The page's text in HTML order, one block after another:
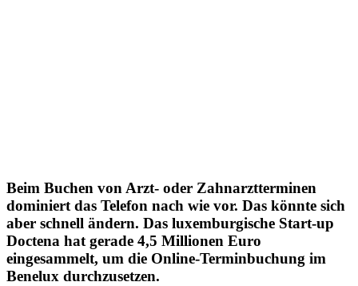
Beim Buchen von Arzt- oder Zahnarztterminen
dominiert das Telefon nach wie vor. Das könnte sich
aber schnell ändern. Das luxemburgische Start-up
Doctena hat gerade 4,5 Millionen Euro
eingesammelt, um die Online-Terminbuchung im
Benelux durchzusetzen.